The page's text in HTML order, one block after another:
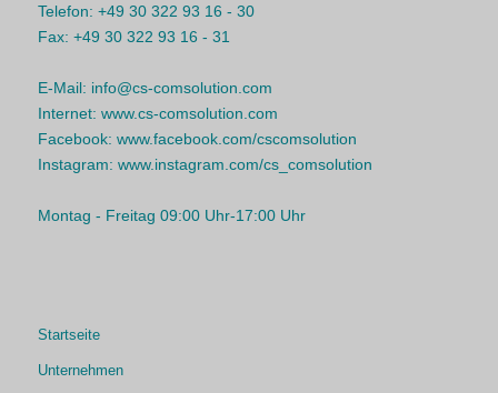
Telefon: +49 30 322 93 16 - 30
Fax: +49 30 322 93 16 - 31
E-Mail: info@cs-comsolution.com
Internet: www.cs-comsolution.com
Facebook: www.facebook.com/cscomsolution
Instagram: www.instagram.com/cs_comsolution
Montag - Freitag 09:00 Uhr-17:00 Uhr
Startseite
Unternehmen